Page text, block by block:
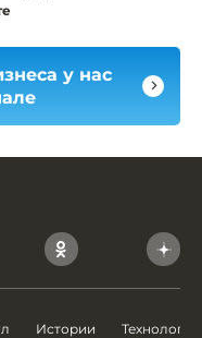
у нас
Истории Технологии